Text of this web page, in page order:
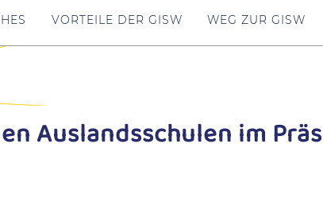
VORTEILE DER GISW WEG ZUR GISW
Auslandsschulen im